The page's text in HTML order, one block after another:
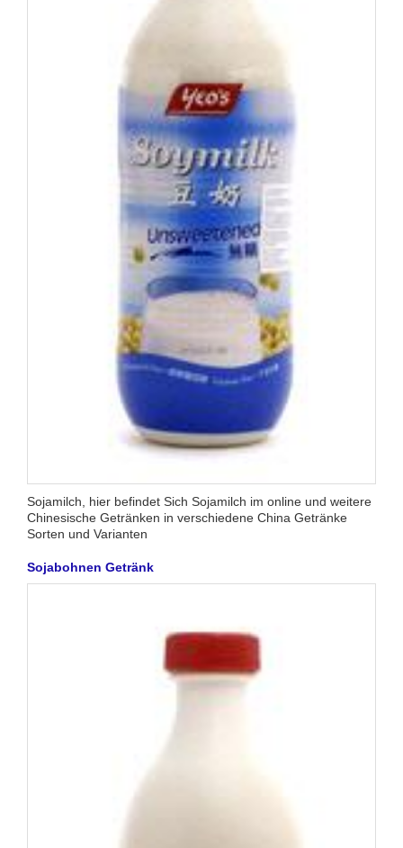
Sojamilch, hier befindet Sich Sojamilch im online und weitere
Chinesische Getränken in verschiedene China Getränke
Sorten und Varianten
Sojabohnen Getränk